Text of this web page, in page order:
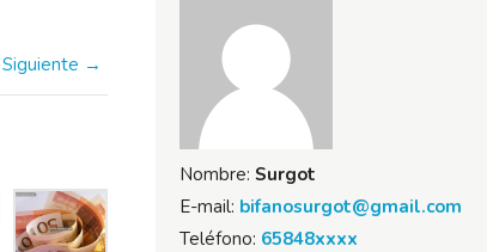
Siguiente →
Nombre: Surgot
E-mail: bifanosurgot@gmail.com
Teléfono: 65848xxxx